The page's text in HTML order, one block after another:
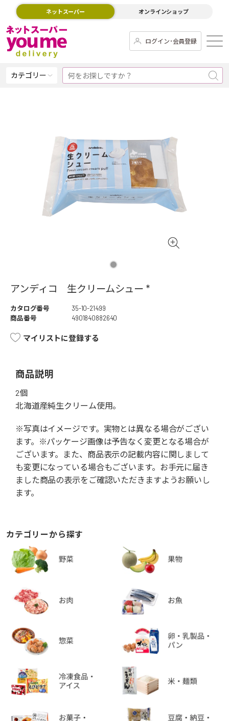
ネットスーパー オンラインショップ
ログイン･会員登録
カテゴリー
アンディコ 生クリームシュー *
カタログ番号
35-10-21499
商品番号
4901840882640
マイリストに登録する
商品説明
2個
北海道産純生クリーム使用。
※写真はイメージです。実物とは異なる場合がござい
ます。※パッケージ画像は予告なく変更となる場合が
ございます。また、商品表示の記載内容に関しまして
も変更になっている場合もございます。お手元に届き
ました商品の表示をご確認いただきますようお願いし
ます。
カテゴリーから探す